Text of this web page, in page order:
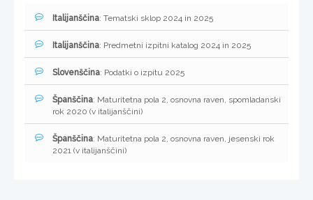
Italijanščina: Tematski sklop 2024 in 2025
Italijanščina: Predmetni izpitni katalog 2024 in 2025
Slovenščina: Podatki o izpitu 2025
Španščina: Maturitetna pola 2, osnovna raven, spomladanski
rok 2020 (v italijanščini)
Španščina: Maturitetna pola 2, osnovna raven, jesenski rok
2021 (v italijanščini)